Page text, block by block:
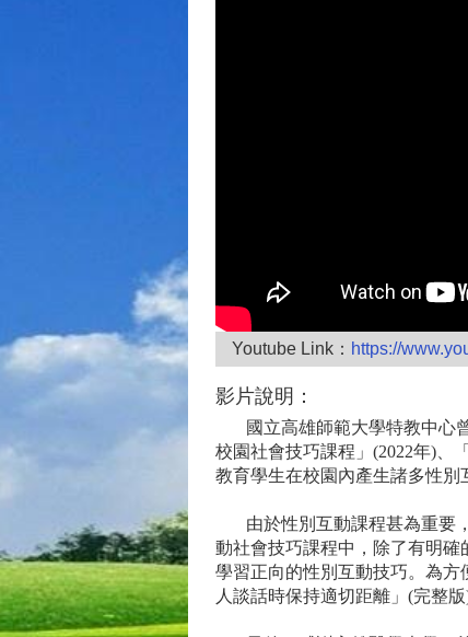
Youtube Link： https://
影片說明：
國立高雄師範大學特教中心曾
校園社會技巧課程」(2022年)、
教育學生在校園內產生諸多性別
由於性別互動課程甚為重要，
動社會技巧課程中，除了有明
學習正向的性別互動技巧。為
人談話時保持適切距離」(完整